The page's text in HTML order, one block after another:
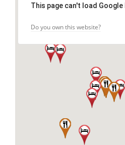
This page can't load
Do you own this website?